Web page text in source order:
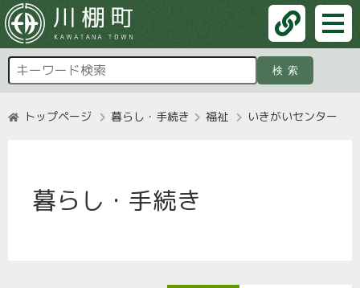
検索
トップページ 暮らし・手続き 福祉 いきがいセンター
暮らし・手続き